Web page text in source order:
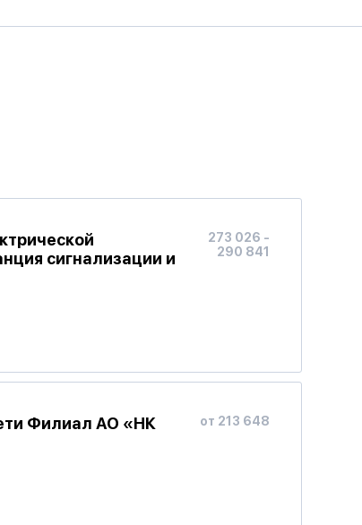
сигнализации и
273 026 -
290 841
Филиал АО «НК
от 213 648